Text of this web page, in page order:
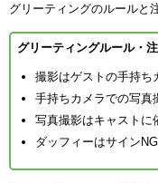
グリーティングのルールと
グリーティングルール・
撮影はゲストの手持ち
手持ちカメラでの写真
写真撮影はキャストに
ダッフィーはサインNG